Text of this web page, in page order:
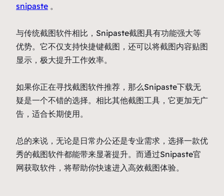
snipaste 。
与传统截图软件相比，Snipaste截图具有功能强大等
优势。它不仅支持快捷键截图，还可以将截图内容贴图
显示，极大提升工作效率。
如果你正在寻找截图软件推荐，那么Snipaste下载无
疑是一个不错的选择。相比其他截图工具，它更加无广
告，适合长期使用。
总的来说，无论是日常办公还是专业需求，选择一款优
秀的截图软件都能带来显著提升。而通过Snipaste官
网获取软件，将帮助你快速进入高效截图体验。